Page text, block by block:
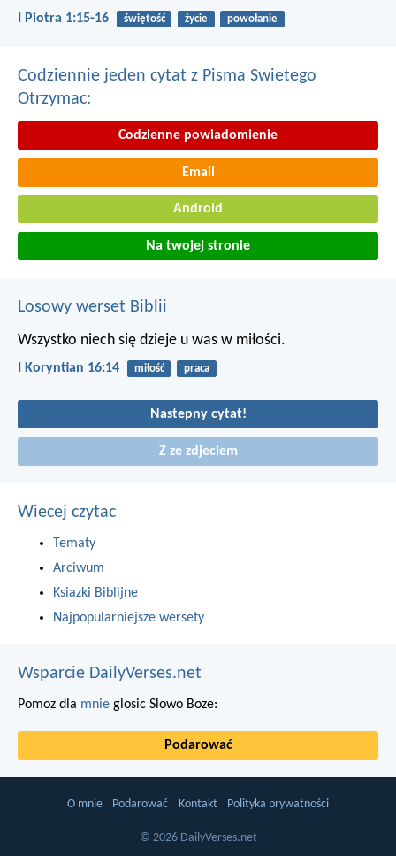
I Piotra 1:15-16 świętość życie powołanie
Codziennie jeden cytat z Pisma Swietego
Otrzymac:
Codzienne powiadomienie
Email
Android
Na twojej stronie
Losowy werset Biblii
Wszystko niech się dzieje u was w miłości.
I Koryntian 16:14 miłość praca
Nastepny cytat!
Z ze zdjeciem
Wiecej czytac
Tematy
Arciwum
Ksiazki Biblijne
Najpopularniejsze wersety
Wsparcie DailyVerses.net
Pomoz dla mnie glosic Slowo Boze:
Podarować
O mnie Podarować Kontakt Polityka prywatności
© 2026 DailyVerses.net